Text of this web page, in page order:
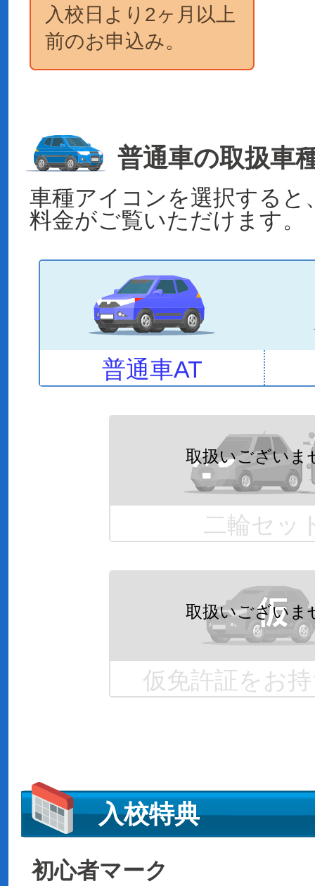
入校日より2ヶ月以上
前のお申込み。
普通車の取扱車
車種アイコンを選択すると
料金がご覧いただけます。
普通車AT
二輪セッ
仮免許証をお
入校特典
初心者マーク